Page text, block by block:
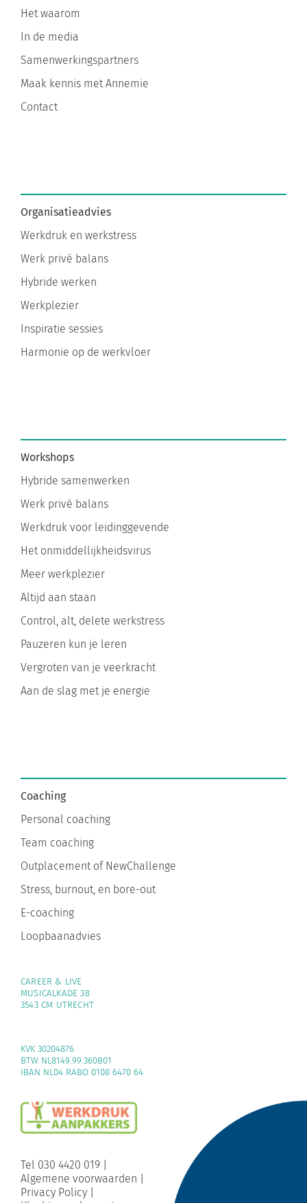
Maak kennis met Annemie
Organisatieadvies
Werkdruk en werkstress
Hybride werken
Werkplezier
Inspiratie sessies
Harmonie op de werkvloer
Workshops
Hybride samenwerken
Werk privé balans
Werkdruk voor leidinggevende
Het onmiddellijkheidsvirus
Meer werkplezier
Altijd aan staan
Control, alt, delete werkstress
Pauzeren kun je leren
Vergroten van je veerkracht
Aan de slag met je energie
Coaching
Personal coaching
Outplacement of NewChallenge
Stress, burnout, en bore-out
E-coaching
Loopbaanadvies
MUSICALKADE 38
3543 CM UTRECHT
BTW NL8149.99.360B01
IBAN NL04 RABO 0108 6470 64
Algemene voorwaarden
Privacy Policy|
Klachtenreglement